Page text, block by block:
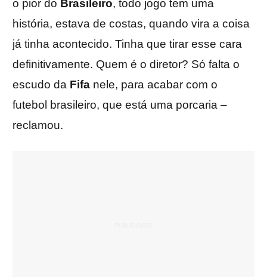
o pior do Brasileiro, todo jogo tem uma
história, estava de costas, quando vira a coisa
já tinha acontecido. Tinha que tirar esse cara
definitivamente. Quem é o diretor? Só falta o
escudo da Fifa nele, para acabar com o
futebol brasileiro, que está uma porcaria –
reclamou.